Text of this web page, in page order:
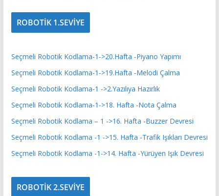
ROBOTİK 1.SEVİYE
Seçmeli Robotik Kodlama-1->20.Hafta -Piyano Yapımı
Seçmeli Robotik Kodlama-1->19.Hafta -Melodi Çalma
Seçmeli Robotik Kodlama-1 ->2.Yazılıya Hazırlık
Seçmeli Robotik Kodlama-1->18. Hafta -Nota Çalma
Seçmeli Robotik Kodlama – 1 ->16. Hafta -Buzzer Devresi
Seçmeli Robotik Kodlama -1 ->15. Hafta -Trafik Işıkları Devresi
Seçmeli Robotik Kodlama -1->14. Hafta -Yürüyen Işık Devresi
ROBOTİK 2.SEVİYE